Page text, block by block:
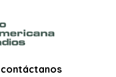
contáctanos